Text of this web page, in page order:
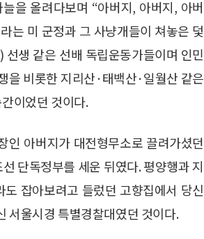
을 올려다보며 “아버지, 아버지, 아버
는 미 군정과 그 사냥개들이 쳐놓은 덫
생 같은 선배 독립운동가들이며 인민
비롯한 지리산·태백산·일월산 같은
이었던 것이다.
아버지가 대전형무소로 끌려가셨던
단독정부를 세운 뒤였다. 평양행과 지
잡아보려고 들렀던 고향집에서 당신
서울시경 특별경찰대였던 것이다.